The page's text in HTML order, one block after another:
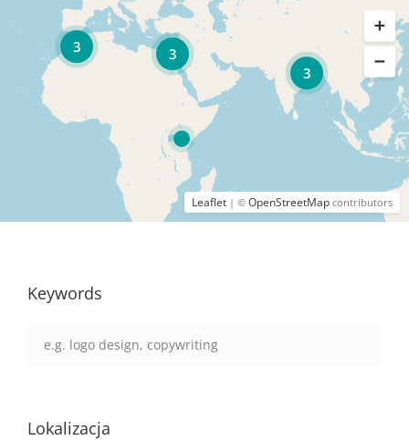
3
3
3
Leaflet | © OpenStreetMap contributors
Keywords
Lokalizacja